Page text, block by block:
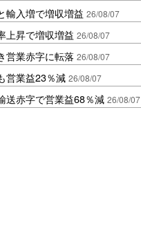
輸入増で増収増益 26/08/07
上昇で増収増益 26/08/07
営業赤字に転落 26/08/07
営業益23％減 26/08/07
送赤字で営業益68％減 26/08/07